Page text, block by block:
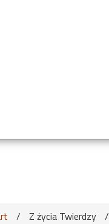
/ Z życia Twierdzy /